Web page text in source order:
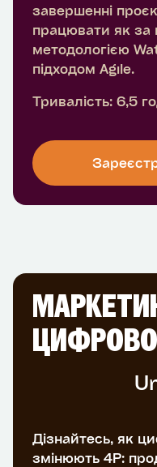
завершенні
працювати як за
методологією
підходом Agile.
Тривалість: 6,5
Дізнайтесь, як
змінюють 4P: